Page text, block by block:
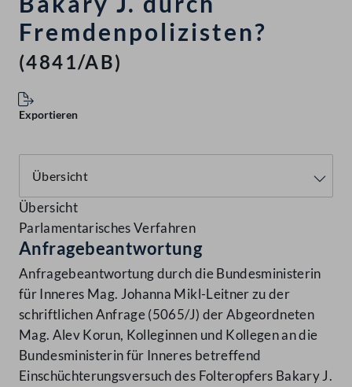
Fremdenpolizisten?
(4841/AB)
Exportieren
Übersicht
Parlamentarisches Verfahren
Anfragebeantwortung
Anfragebeantwortung durch die Bundesministerin
für Inneres Mag. Johanna Mikl-Leitner zu der
schriftlichen Anfrage (5065/J) der Abgeordneten
Mag. Alev Korun, Kolleginnen und Kollegen an die
Bundesministerin für Inneres betreffend
Einschüchterungsversuch des Folteropfers Bakary J.